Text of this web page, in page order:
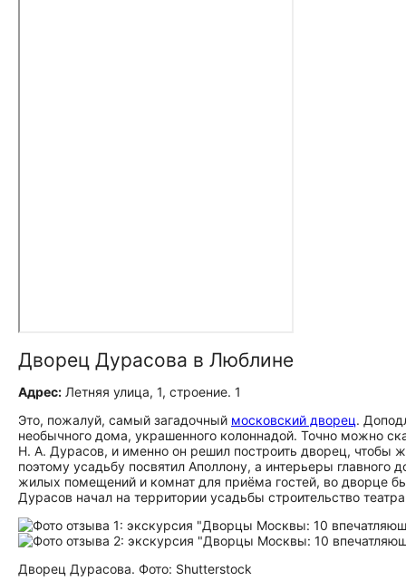
Дворец Дурасова в Люблине
Адрес: Летняя улица, 1, строение. 1
Это, пожалуй, самый загадочный московский дворец.
необычного дома, украшенного колоннадой. Точно можно
Н. А. Дурасов, и именно он решил построить дворец, чтобы
поэтому усадьбу посвятил Аполлону, а интерьеры
жилых помещений и комнат для приёма гостей, во дворце
Дурасов начал на территории усадьбы строительство
Дворец Дурасова. Фото: Shutterstock